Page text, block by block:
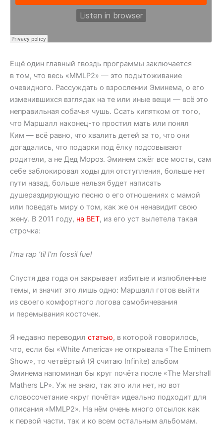
Ещё один главный гвоздь программы заключается
в том, что весь «MMLP2» — это подытоживание
очевидного. Рассуждать о взрослении Эминема, о его
изменившихся взглядах на те или иные вещи — всё это
неправильная собачья чушь. Ссать кипятком от того,
что Маршалл наконец-то простил мать или понял
Ким — всё равно, что хвалить детей за то, что они
догадались, что подарки под ёлку подсовывают
родители, а не Дед Мороз. Эминем сжёг все мосты, сам
себе заблокировал ходы для отступления, больше нет
пути назад, больше нельзя будет написать
душераздирующую песню о его отношениях с мамой
или поведать миру о том, как же он ненавидит свою
жену. В 2011 году, на BET, из его уст вылетела такая
строчка:
I’ma rap ’til I’m fossil fuel
Спустя два года он закрывает избитые и излюбленные
темы, и значит это лишь одно: Маршалл готов выйти
из своего комфортного логова самобичевания
и перемывания косточек.
Я недавно переводил статью, в которой говорилось,
что, если бы «White America» не открывала «The Eminem
Show», то четвёртый (Я считаю Infinite) альбом
Эминема напоминал бы круг почёта после «The Marshall
Mathers LP». Уж не знаю, так это или нет, но вот
словосочетание «круг почёта» идеально подходит для
описания «MMLP2». На нём очень много отсылок как
к первой части, так и ко всем остальным альбомам.